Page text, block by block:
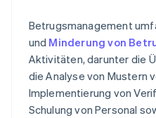
Betrugsmanagement
und Minderung von
Aktivitäten, darunter die
die Analyse von Mustern
Implementierung von
Schulung von Personal